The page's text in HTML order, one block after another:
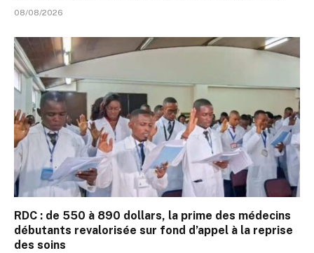
08/08/2026
RDC : de 550 à 890 dollars, la prime des médecins
débutants revalorisée sur fond d’appel à la reprise
des soins